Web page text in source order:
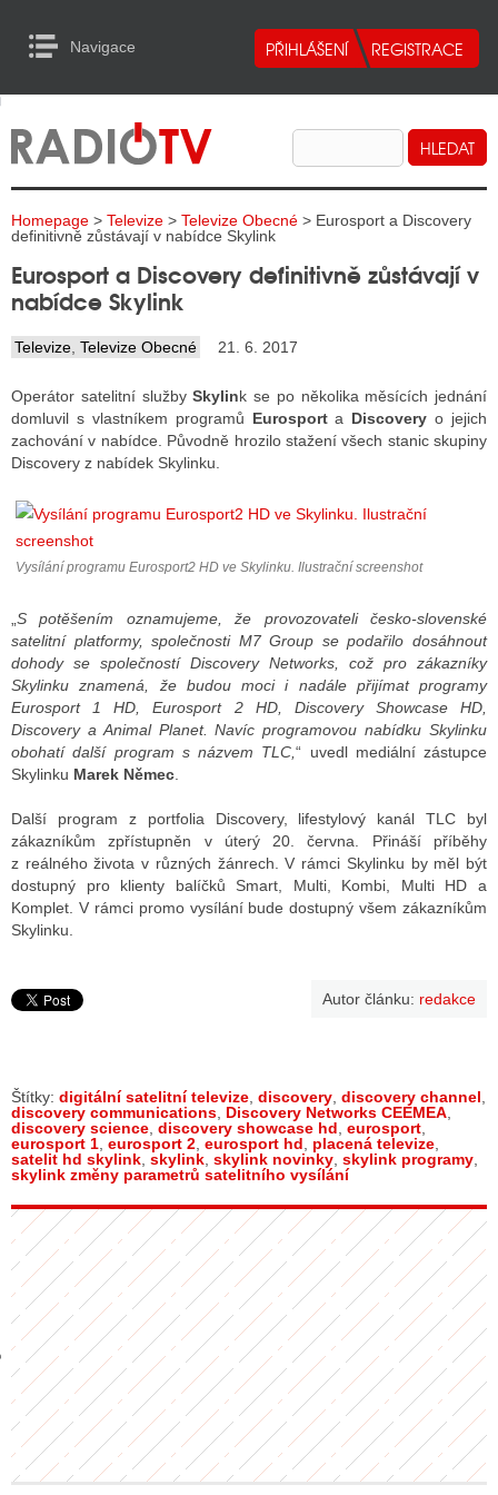
Navigace
RADIA
TELEVIZE
INTERNET
TISK
RADIA
RÁDIÍ
RÁDIÍ
TELEVIZE
TELEVIZÍ
VYSÍLAČE
INTERNET
RÁDIA
STRÁNKY RÁDIÍ
STRÁNKY TV
STÁT BLOGEREM
BLOGERA
DISKUTÉRA NA RADIOTV
STARŠÍCH DISKUZÍ
to Content
Homepage > Televize > Televize Obecné > Eurosport a Discovery
definitivně zůstávají v nabídce Skylink
Eurosport a Discovery definitivně zůstávají v
nabídce Skylink
Televize Televize Obecné 21. 6. 2017
Operátor satelitní službySkylink se po několika měsících jednání
domluvil s vlastníkem programů Eurosporta Discovery o jejich
zachování v nabídce. Původně hrozilo stažení všech stanic skupiny
Discovery z nabídek Skylinku.
Vysílání programu Eurosport2 HD ve Skylinku. Ilustrační screenshot
S potěšením oznamujeme, že provozovateli česko-slovenské
satelitní platformy, společnosti M7 Group se podařilo dosáhnout
dohody se společností Discovery Networks, což pro zákazníky
Skylinku znamená, že budou moci i nadále přijímat programy
Eurosport 1 HD, Eurosport 2 HD, Discovery Showcase HD,
Discovery a Animal Planet. Navíc programovou nabídku Skylinku
obohatí další program s názvem TLC,“ uvedl mediální zástupce
Skylinku Marek Němec
Další program z portfolia Discovery, lifestylový kanál TLC byl
zákazníkům zpřístupněn v úterý 20. června. Přináší příběhy
z reálného života v různých žánrech. V rámci Skylinku by měl být
dostupný pro klienty balíčků Smart, Multi, Kombi, Multi HD a
Komplet. V rámci promo vysílání bude dostupný všem zákazníkům
Skylinku.
Autor článku: redakce
Štítky: digitální satelitní televize discovery discovery channel
discovery communications Discovery Networks CEEMEA
discovery science discovery showcase hd eurosport
eurosport 1 eurosport 2 eurosport hd placená televize
satelit hd skylink skylink skylink novinky skylink programy
skylink změny parametrů satelitního vysílání